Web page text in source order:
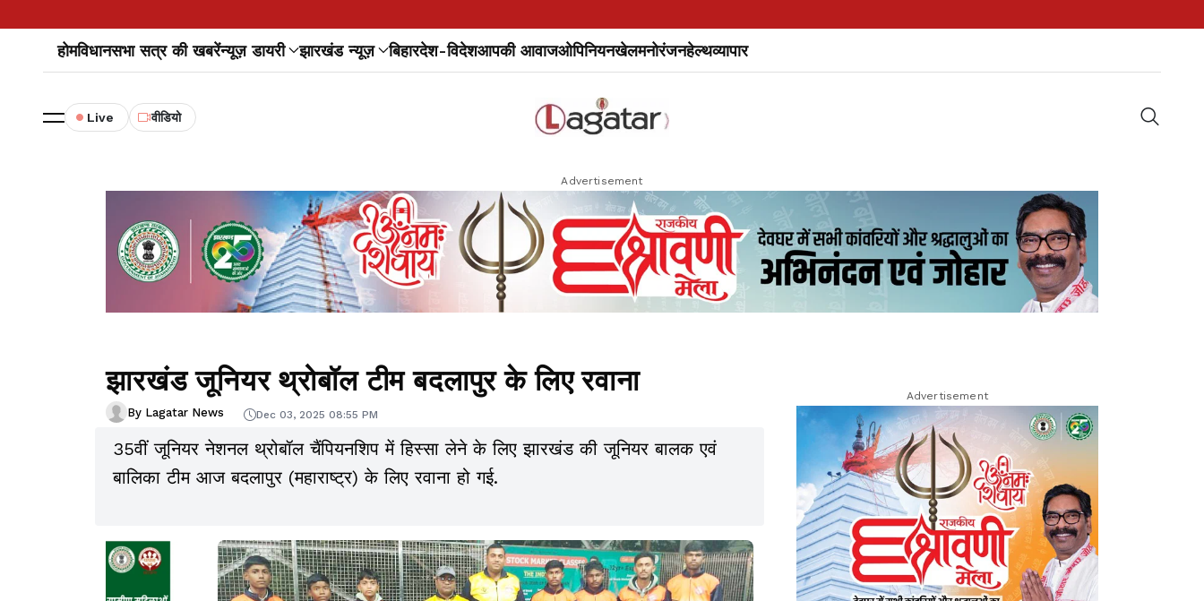
होमविधानसभा सत्र की खबरेंन्यूज़ डायरी झारखंड न्यूज़ बिहारदेश-विदेशआपकी आवाजओपिनियनखेलमनोरंजनहेल्थव्यापार
Live वीडियो
Advertisement
झारखंड जूनियर थ्रोबॉल टीम बदलापुर के लिए रवाना
By Lagatar News Dec 03, 2025 08:55 PM
35वीं जूनियर नेशनल थ्रोबॉल चैंपियनशिप में हिस्सा लेने के लिए झारखंड की जूनियर बालक एवं
बालिका टीम आज बदलापुर (महाराष्ट्र) के लिए रवाना हो गई.
Advertisement